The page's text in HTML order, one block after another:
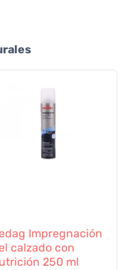
Impregnación
calzado con
250 ml